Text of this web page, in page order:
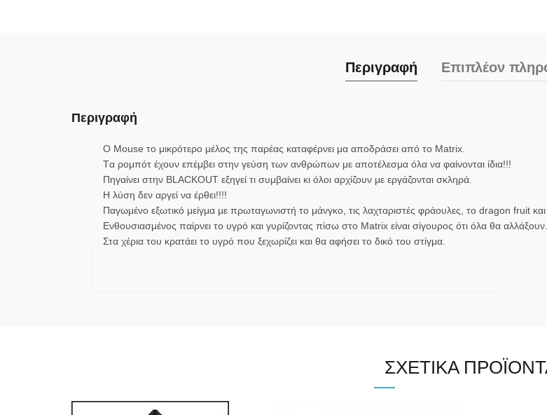
Περιγραφή Επιπλέον
Περιγραφή
O Mouse το μικρότερο μέλος της παρέας καταφέρνει μα αποδράσει από το Matrix.
Tα ρομπότ έχουν επέμβει στην γεύση των ανθρώπων με αποτέλεσμα όλα να φαίνονται ίδια!!!
Πηγαίνει στην BLACKOUT εξηγεί τι συμβαίνει κι όλοι αρχίζουν με εργάζονται σκληρά.
Η λύση δεν αργεί να έρθει!!!!
Παγωμένο εξωτικό μείγμα με πρωταγωνιστή το μάνγκο, τις λαχταριστές φράουλες, το dragon fruit
Ενθουσιασμένος παίρνει το υγρό και γυρίζοντας πίσω στο Matrix είναι σίγουρος ότι όλα θα αλλάξουν.
Στα χέρια του κρατάει το υγρό που ξεχωρίζει και θα αφήσει το δικό του στίγμα.
ΣΧΕΤΙΚΆ